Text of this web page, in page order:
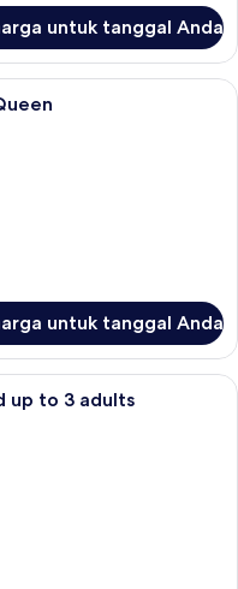
untuk tanggal Anda
untuk tanggal Anda
antialergi, brankas, kedap
up to 3 adults